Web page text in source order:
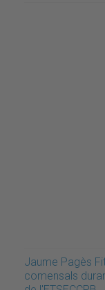
Jaume Pagès
comensals